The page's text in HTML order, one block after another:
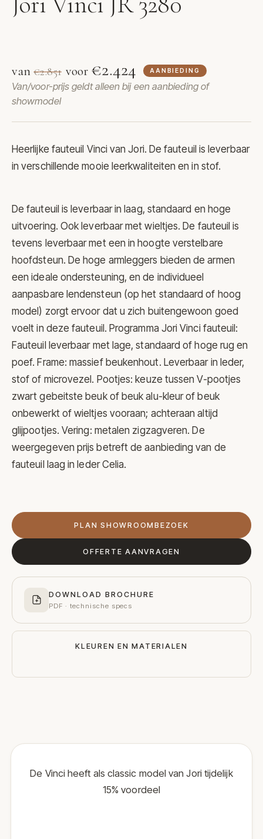
van€2.851 voor €2.424 AANBIEDING
Van/voor-prijs geldt alleen bij een aanbieding of
showmodel
Heerlijke fauteuil Vinci vanJori. De fauteuil is leverbaar
in verschillende mooie leerkwaliteiten en in stof.
De fauteuil is leverbaar in laag, standaard en hoge
uitvoering. Ook leverbaar met wieltjes. De fauteuil is
tevens leverbaar met een in hoogte verstelbare
hoofdsteun. De hoge armleggers bieden de armen
een ideale ondersteuning, en de individueel
aanpasbare lendensteun (op het standaard of hoog
model) zorgt ervoor dat u zich buitengewoon goed
voelt in deze fauteuil. Programma Jori Vinci fauteuil:
Fauteuil leverbaar met lage, standaard of hoge rug en
poef. Frame: massief beukenhout. Leverbaar in leder,
stof of microvezel. Pootjes: keuze tussen V-pootjes
zwart gebeitste beuk of beuk alu-kleur of beuk
onbewerkt of wieltjes vooraan; achteraan altijd
glijpootjes. Vering: metalen zigzagveren. De
weergegeven prijs betreft de aanbieding van de
fauteuil laag in leder Celia.
PLAN SHOWROOMBEZOEK
OFFERTE AANVRAGEN
DOWNLOAD BROCHURE
PDF · technische specs
KLEUREN EN MATERIALEN
De Vinci heeft als classic model van Jori tijdelijk
15% voordeel